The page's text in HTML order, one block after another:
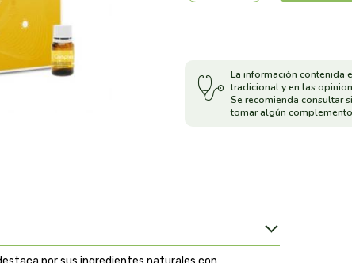
La información contenida
tradicional y en las
Se recomienda consultar
tomar algún